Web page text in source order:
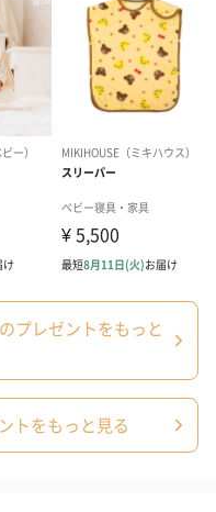
円）
お届け可能日が通常より
円）
プレゼントをもっと
トをもっと見る